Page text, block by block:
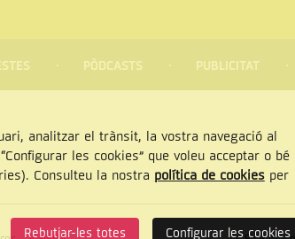
PÒDCASTS PUBLICITAT
analitzar el trànsit, la vostra navegació al
les cookies” que voleu acceptar o bé
Consulteu la nostra política de cookiesper
Rebutjar-les totes Configurar les cookies